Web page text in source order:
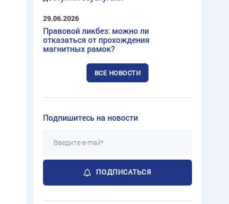
29.06.2026
Правовой ликбез: можно ли
отказаться от прохождения
магнитных рамок?
ВСЕ НОВОСТИ
Подпишитесь на новости
ПОДПИСАТЬСЯ